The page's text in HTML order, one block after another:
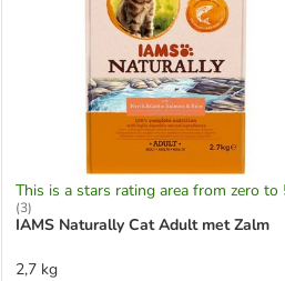
This is a stars rating area from zero to
(3)
IAMS Naturally Cat Adult met Zalm
2,7 kg